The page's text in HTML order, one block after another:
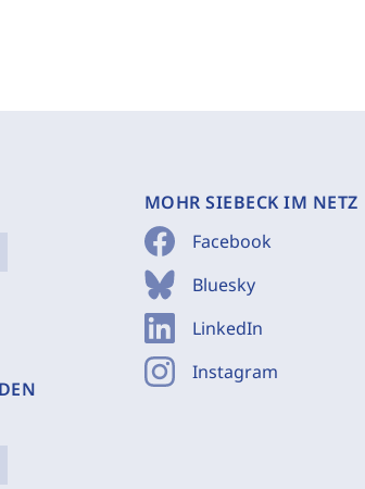
MOHR SIEBECK IM NETZ
Facebook
Bluesky
LinkedIn
Instagram